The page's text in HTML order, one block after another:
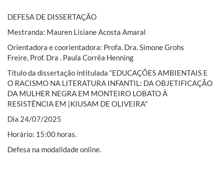
DEFESA DE DISSERTAÇÃO
Mestranda: Mauren Lisiane Acosta Amaral
Orientadora e coorientadora: Profa. Dra. Simone Grohs
Freire, Prof. Dra . Paula Corrêa Henning
Título da dissertação intitulada “EDUCAÇÕES AMBIENTAIS E
O RACISMO NA LITERATURA INFANTIL: DA OBJETIFICAÇÃO
DA MULHER NEGRA EM MONTEIRO LOBATO À
RESISTÊNCIA EM |KIUSAM DE OLIVEIRA"
Dia 24/07/2025
Horário: 15:00 horas.
Defesa na modalidade online.